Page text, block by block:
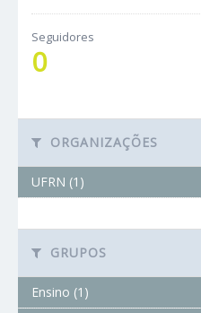
Seguidores
0
ORGANIZAÇÕES
UFRN (1)
GRUPOS
Ensino (1)